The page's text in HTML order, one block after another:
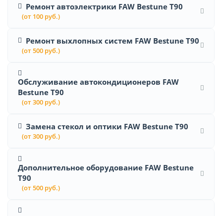
Ремонт автоэлектрики FAW Bestune T90
(от 100 руб.)
Ремонт выхлопных систем FAW Bestune T90
(от 500 руб.)
Обслуживание автокондиционеров FAW
Bestune T90
(от 300 руб.)
Замена стекол и оптики FAW Bestune T90
(от 300 руб.)
Дополнительное оборудование FAW Bestune
T90
(от 500 руб.)